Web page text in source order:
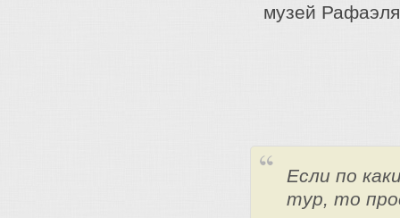
музей
Если по
тур, то